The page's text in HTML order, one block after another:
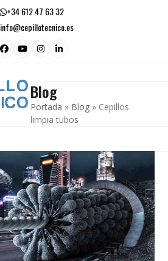
+34 612 47 63 32
info@cepillotecnico.es
Facebook
YouTubeInstagram
LinkedIn
Blog
Portada » Blog » Cepillos
limpia tubos